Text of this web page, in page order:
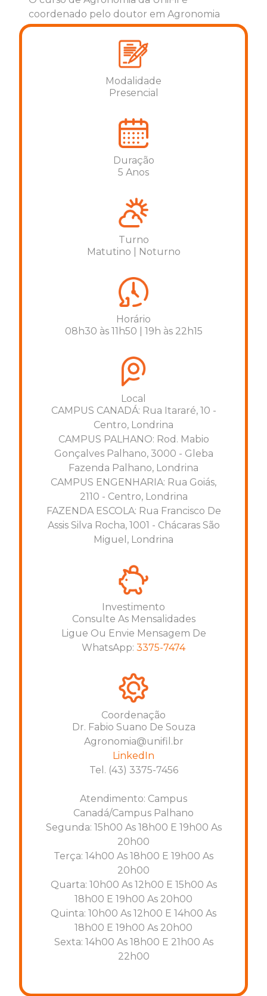
coordenado pelo doutor em Agronomia
(Agricultura) pela Universidade Estadual
Paulista Júlio de Mesquita Filho e University
of Arkansas (EUA), Fabio Suano de Souza.
Fabio é, também, professor titular do curso
de graduação UniFil e pesquisador do
Instituto Agronômico do Paraná (IAPAR).
Modalidade
Presencial
Duração
5 Anos
Turno
Matutino | Noturno
Horário
08h30 às 11h50 | 19h às 22h15
Local
CAMPUS CANADÁ: Rua Itararé, 10 -
Centro, Londrina
CAMPUS PALHANO: Rod. Mabio
Gonçalves Palhano, 3000 - Gleba
Fazenda Palhano, Londrina
CAMPUS ENGENHARIA: Rua Goiás,
2110 - Centro, Londrina
FAZENDA ESCOLA: Rua Francisco De
Assis Silva Rocha, 1001 - Chácaras São
Miguel, Londrina
Investimento
Consulte As Mensalidades
Ligue Ou Envie Mensagem De
WhatsApp: 3375-7474
Coordenação
Dr. Fabio Suano De Souza
Agronomia@unifil.br
LinkedIn
Tel. (43) 3375-7456
Atendimento: Campus
Canadá/Campus Palhano
Segunda: 15h00 As 18h00 E 19h00 As
20h00
Terça: 14h00 As 18h00 E 19h00 As
20h00
Quarta: 10h00 As 12h00 E 15h00 As
18h00 E 19h00 As 20h00
Quinta: 10h00 As 12h00 E 14h00 As
18h00 E 19h00 As 20h00
Sexta: 14h00 As 18h00 E 21h00 As
22h00